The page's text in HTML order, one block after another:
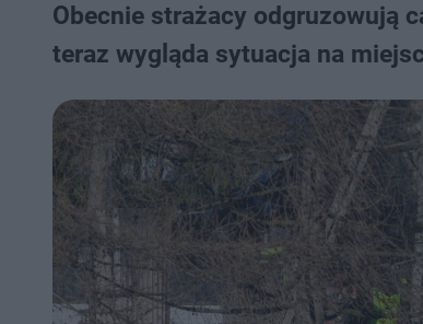
Obecnie strażacy odgruzowują
teraz wygląda sytuacja na